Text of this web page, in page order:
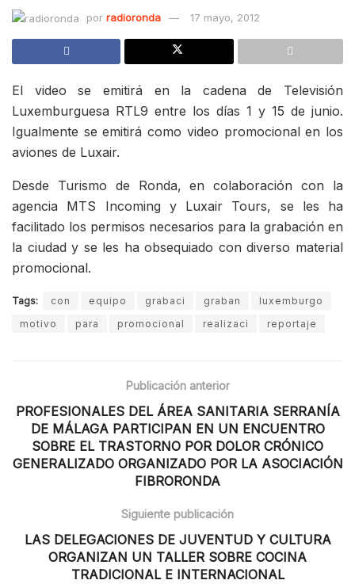
por radioronda 17 mayo, 2012
El video se emitirá en la cadena de Televisión
Luxemburguesa RTL9 entre los días 1 y 15 de junio.
Igualmente se emitirá como video promocional en los
aviones de Luxair.
Desde Turismo de Ronda, en colaboración con la
agencia MTS Incoming y Luxair Tours, se les ha
facilitado los permisos necesarios para la grabación en
la ciudad y se les ha obsequiado con diverso material
promocional.
Tags: con equipo grabaci graban
luxemburgo
motivo
para promocional realizaci reportaje
Publicación anterior
PROFESIONALES DEL ÁREA SANITARIA SERRANÍA
DE MÁLAGA PARTICIPAN EN UN ENCUENTRO
SOBRE EL TRASTORNO POR DOLOR CRÓNICO
GENERALIZADO ORGANIZADO POR LA ASOCIACIÓN
FIBRORONDA
Siguiente publicación
LAS DELEGACIONES DE JUVENTUD Y CULTURA
ORGANIZAN UN TALLER SOBRE COCINA
TRADICIONAL E INTERNACIONAL